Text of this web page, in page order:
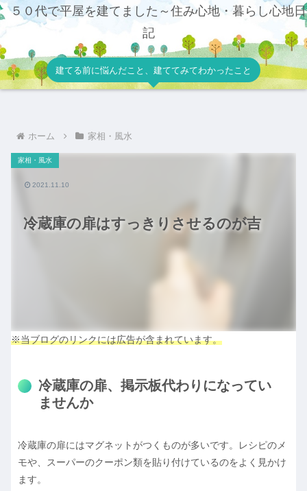
５０代で平屋を建てました～住み心地・暮らし心地日
記
建てる前に悩んだこと、建ててみてわかったこと
ホーム 家相・風水
冷蔵庫の扉はすっきりさせるのが吉
家相・風水
2021.11.10
※当ブログのリンクには広告が含まれています。
冷蔵庫の扉、掲示板代わりになってい
ませんか
冷蔵庫の扉にはマグネットがつくものが多いです。レシピのメ
モや、スーパーのクーポン類を貼り付けているのをよく見かけ
ます。